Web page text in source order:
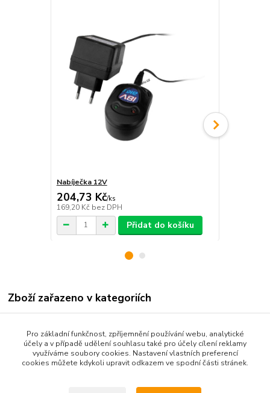
Nabíječka 12V
204,73 Kč/ks
169,20 Kč bez DPH
Přidat do košíku
Zboží zařazeno v kategoriích
Elektrické nářadí ruční
Vrtačky
Pro základní funkčnost, zpříjemnění používání webu, analytické
účely a v případě udělení souhlasu také pro účely cílení reklamy
využíváme soubory cookies. Nastavení vlastních preferencí
cookies můžete kdykoli upravit odkazem ve spodní části stránek.